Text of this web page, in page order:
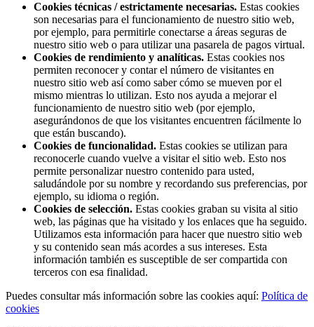
Cookies técnicas / estrictamente necesarias. Estas cookies
son necesarias para el funcionamiento de nuestro sitio web,
por ejemplo, para permitirle conectarse a áreas seguras de
nuestro sitio web o para utilizar una pasarela de pagos virtual.
Cookies de rendimiento y analíticas. Estas cookies nos
permiten reconocer y contar el número de visitantes en
nuestro sitio web así como saber cómo se mueven por el
mismo mientras lo utilizan. Esto nos ayuda a mejorar el
funcionamiento de nuestro sitio web (por ejemplo,
asegurándonos de que los visitantes encuentren fácilmente lo
que están buscando).
Cookies de funcionalidad. Estas cookies se utilizan para
reconocerle cuando vuelve a visitar el sitio web. Esto nos
permite personalizar nuestro contenido para usted,
saludándole por su nombre y recordando sus preferencias, por
ejemplo, su idioma o región.
Cookies de selección. Estas cookies graban su visita al sitio
web, las páginas que ha visitado y los enlaces que ha seguido.
Utilizamos esta información para hacer que nuestro sitio web
y su contenido sean más acordes a sus intereses. Esta
información también es susceptible de ser compartida con
terceros con esa finalidad.
Puedes consultar más información sobre las cookies aquí: Política de
cookies